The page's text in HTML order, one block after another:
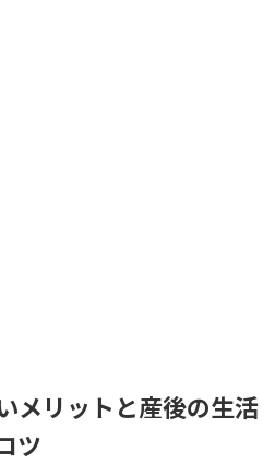
メリットと産後の生活
ツ